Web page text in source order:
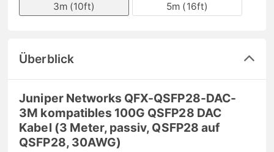
3m (10ft) 5m (16ft)
Überblick
Juniper Networks QFX-QSFP28-DAC-
3M kompatibles 100G QSFP28 DAC
Kabel (3 Meter, passiv, QSFP28 auf
QSFP28, 30AWG)